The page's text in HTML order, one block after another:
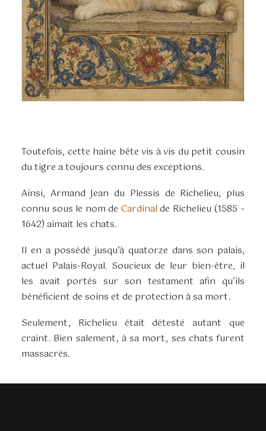
Toutefois, cette haine bête vis à vis du petit cousin
du tigre a toujours connu des exceptions.
Ainsi, Armand Jean du Plessis de Richelieu, plus
connu sous le nom de Cardinal de Richelieu (1585 –
1642) aimait les chats.
Il en a possédé jusqu’à quatorze dans son palais,
actuel Palais-Royal. Soucieux de leur bien-être, il
les avait portés sur son testament afin qu’ils
bénéficient de soins et de protection à sa mort.
Seulement, Richelieu était détesté autant que
craint. Bien salement, à sa mort, ses chats furent
massacrés.